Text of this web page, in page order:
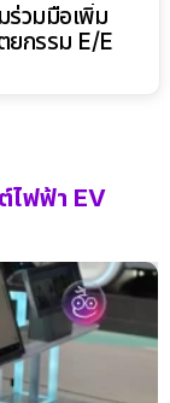
ร่วมมือเพิ่ม
กรรม E/E
ไฟฟ้า EV